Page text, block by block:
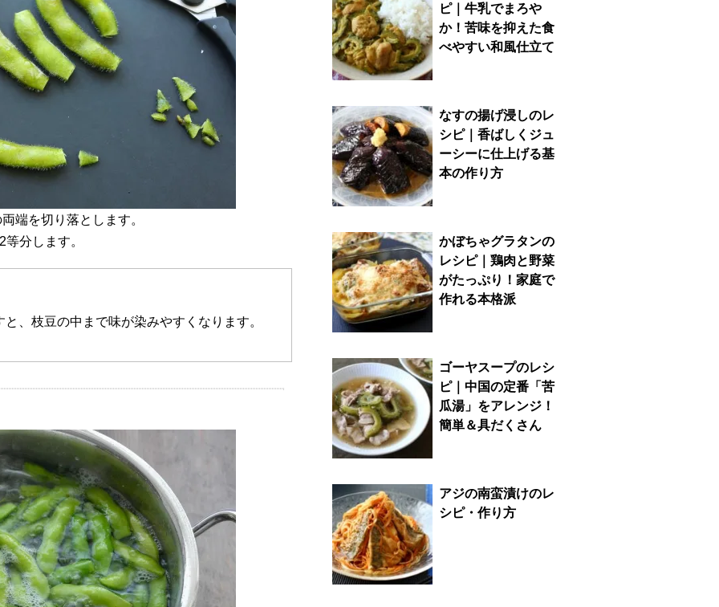
端を切り落とします。
分します。
、枝豆の中まで味が染みやすくなります。
ピ｜牛乳でまろや
か！苦味を抑えた食
べやすい和風仕立て
なすの揚げ浸しのレ
シピ｜香ばしくジュ
ーシーに仕上げる基
本の作り方
かぼちゃグラタンの
レシピ｜鶏肉と野菜
がたっぷり！家庭で
作れる本格派
ゴーヤスープのレシ
ピ｜中国の定番「苦
瓜湯」をアレンジ！
簡単＆具だくさん
アジの南蛮漬けのレ
シピ・作り方